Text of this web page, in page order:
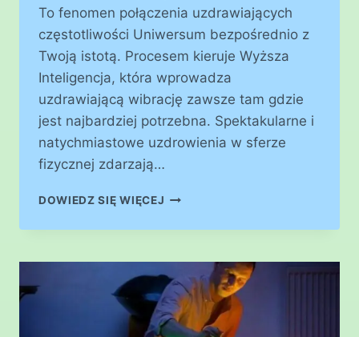
To fenomen połączenia uzdrawiających
częstotliwości Uniwersum bezpośrednio z
Twoją istotą. Procesem kieruje Wyższa
Inteligencja, która wprowadza
uzdrawiającą wibrację zawsze tam gdzie
jest najbardziej potrzebna. Spektakularne i
natychmiastowe uzdrowienia w sferze
fizycznej zdarzają…
DOWIEDZ SIĘ WIĘCEJ CZĘSTOTLIWOŚCI